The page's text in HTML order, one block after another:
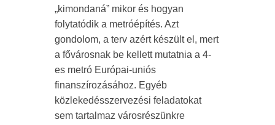
„kimondaná” mikor és hogyan
folytatódik a metróépítés. Azt
gondolom, a terv azért készült el, mert
a fővárosnak be kellett mutatnia a 4-
es metró Európai-uniós
finanszírozásához. Egyéb
közlekedésszervezési feladatokat
sem tartalmaz városrészünkre